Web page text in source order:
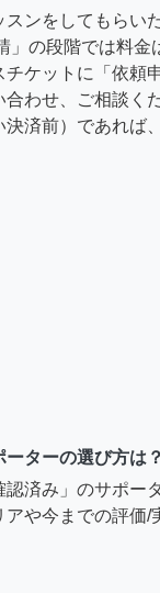
ンをしてもらい
」の段階では料金
ケットに「依頼
合わせ、ご相談く
済前）であれば
ターの選び方は？
認済み」のサポー
や今までの評価/